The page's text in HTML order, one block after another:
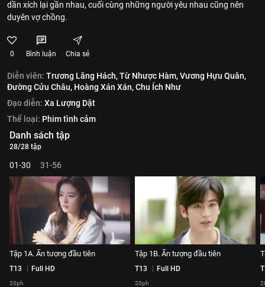
dần xích lại gần nhau, cuối cùng những người yêu nhau cũng nên
duyên vợ chồng.
0 Bình luận Chia sẻ
Diễn viên: Trương Lăng Hách,Từ Nhược Hàm,Vương Hựu Quân,
Đường Cửu Châu, Hoàng Xán Xán,Chu Ích Như
Đạo diễn: Xa Lượng Dật
Thể loại: Phim tình cảm
Danh sách tập
28/28 tập
01-30 31-56
Tập 1A. Ấn tượng đầu tiên
T13 Full HD
20ph
Tập 1B. Ấn tượng đầu tiên
T13 Full HD
20ph